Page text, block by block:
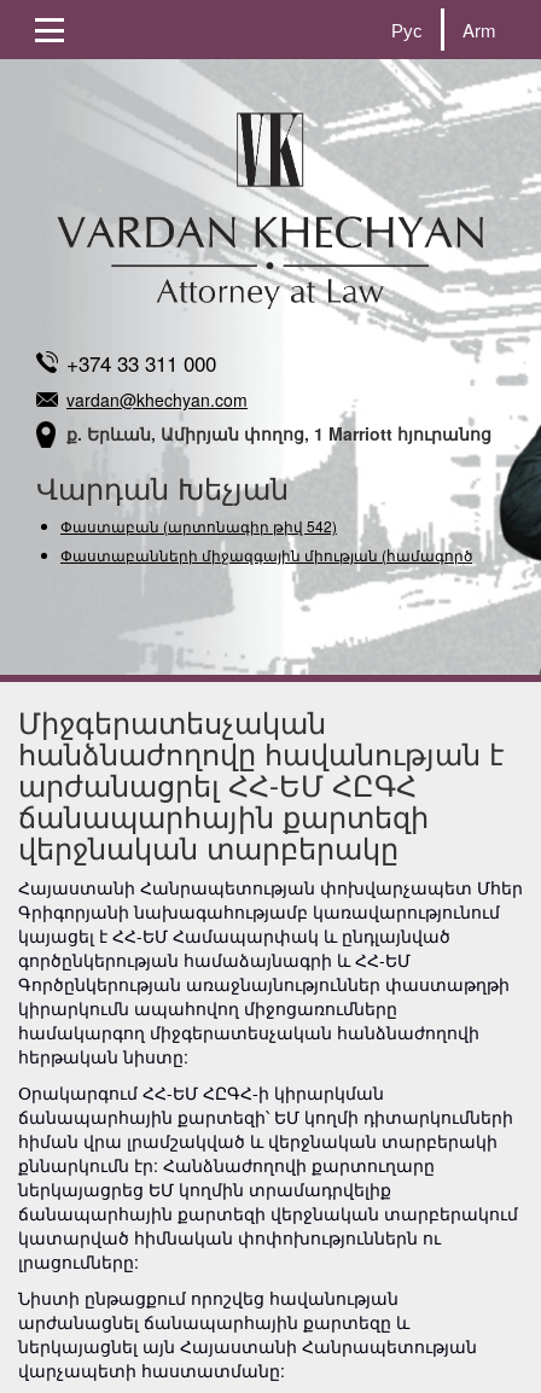
Рус Arm
+374 33 311 000
vardan@khechyan.com
ք. Երևան, Ամիրյան փողոց, 1 Marriott հյուրանոց
Վարդան Խեչյան
Փաստաբան (արտոնագիր թիվ 542)
Փաստաբանների միջազգային միության
Միջգերատեսչական
հանձնաժողովը հավանության է
արժանացրել ՀՀ-ԵՄ ՀԸԳՀ
ճանապարհային քարտեզի
վերջնական տարբերակը
Հայաստանի Հանրապետության փոխվարչապետ Մհեր
Գրիգորյանի նախագահությամբ կառավարությունում
կայացել է ՀՀ-ԵՄ Համապարփակ և ընդլայնված
գործընկերության համաձայնագրի և ՀՀ-ԵՄ
Գործընկերության առաջնայնություններ փաստաթղթի
կիրարկումն ապահովող միջոցառումները
համակարգող միջգերատեսչական հանձնաժողովի
հերթական նիստը:
Օրակարգում ՀՀ-ԵՄ ՀԸԳՀ-ի կիրարկման
ճանապարհային քարտեզի՝ ԵՄ կողմի դիտարկումների
հիման վրա լրամշակված և վերջնական տարբերակի
քննարկումն էր: Հանձնաժողովի քարտուղարը
ներկայացրեց ԵՄ կողմին տրամադրվելիք
ճանապարհային քարտեզի վերջնական տարբերակում
կատարված հիմնական փոփոխություններն ու
լրացումները:
Նիստի ընթացքում որոշվեց հավանության
արժանացնել ճանապարհային քարտեզը և
ներկայացնել այն Հայաստանի Հանրապետության
վարչապետի հաստատմանը: